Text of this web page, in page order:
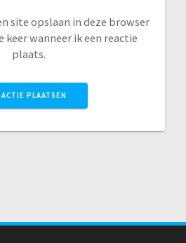
site opslaan in deze browser
keer wanneer ik een reactie
plaats.